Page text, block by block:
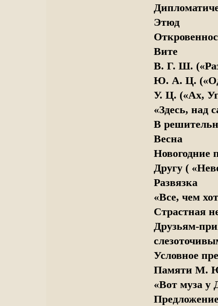
Этюд
Вите
B. Г. Ш.
Ю. А. Ц.
У. Ц. («Ах,
«Здесь, над
В
Весна
Новогодние
Другу (
Развязка
«Все, чем
Страстная
Друзьям-
Условное
Памяти М.
«Вот муза у